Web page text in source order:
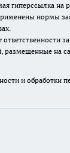
гиперссылка на
нормы
ответственности
размещенные на
и обработки